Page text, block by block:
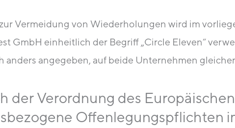
Vermeidung von Wiederholungen wird im
GmbH einheitlich der Begriff „Circle Eleven“
anders angegeben, auf beide Unternehmen
der Verordnung des
Offenlegungspflichten